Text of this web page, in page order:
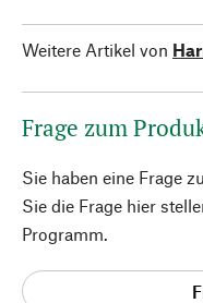
Weitere Artikel von
Frage zum
Sie haben eine Frage
Sie die Frage hier
Programm.